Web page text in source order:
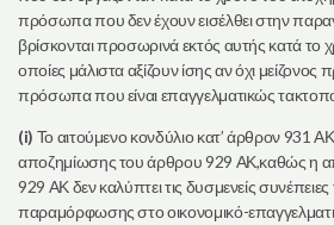
πρόσωπα που δεν έχουν εισέλθει στην
βρίσκονται προσωρινά εκτός αυτής κατά το
οποίες μάλιστα αξίζουν ίσης αν όχι
πρόσωπα που είναι επαγγελματικώς
(i) Το αιτούμενο κονδύλιο κατ’ άρθρον 931 ΑΚ
αποζημίωσης του άρθρου 929 ΑΚ,καθώς η
929 ΑΚ δεν καλύπτει τις δυσμενείς
παραμόρφωσης στο οικονομικό-